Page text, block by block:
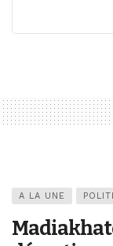
A LA UNE